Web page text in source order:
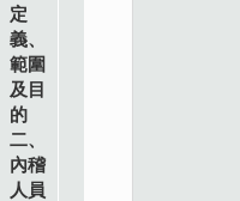
定
義、
範圍
及目
的
二、
內稽
人員